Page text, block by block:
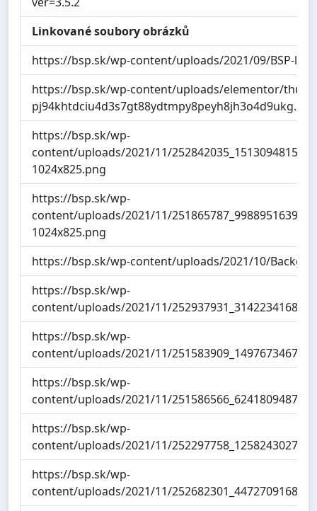
Linkované soubory obrázků
https://bsp.sk/wp-content/uploads/2021/09/BSP-
https://bsp.sk/wp-content/uploads/elementor/
pj94khtdciu4d3s7gt88ydtmpy8peyh8jh3o4d9ukg.png
https://bsp.sk/wp-
content/uploads/2021/11/
1024x825.png
https://bsp.sk/wp-
content/uploads/2021/11/
1024x825.png
https://bsp.sk/wp-content/uploads/2021/10/
https://bsp.sk/wp-
content/uploads/2021/11/
https://bsp.sk/wp-
content/uploads/2021/11/
https://bsp.sk/wp-
content/uploads/2021/11/
https://bsp.sk/wp-
content/uploads/2021/11/
https://bsp.sk/wp-
content/uploads/2021/11/